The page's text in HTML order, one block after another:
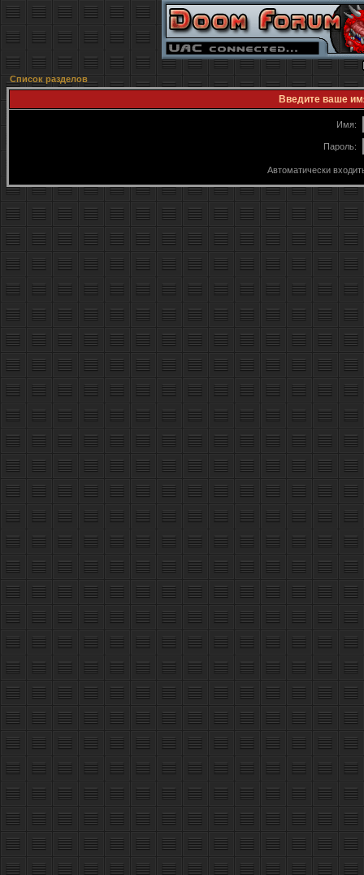
Список разделов
Введите ваше
Имя:
Пароль:
Автоматически